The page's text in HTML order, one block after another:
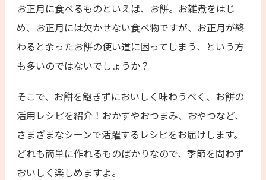
お正月に食べるものといえば、お餅。お雑煮をはじ
め、お正月には欠かせない食べ物ですが、お正月が終
わると余ったお餅の使い道に困ってしまう、という方
も多いのではないでしょうか？
そこで、お餅を飽きずにおいしく味わうべく、お餅の
活用レシピを紹介！おかずやおつまみ、おやつなど、
さまざまなシーンで活躍するレシピをお届けします。
どれも簡単に作れるものばかりなので、季節を問わず
おいしく楽しめますよ。